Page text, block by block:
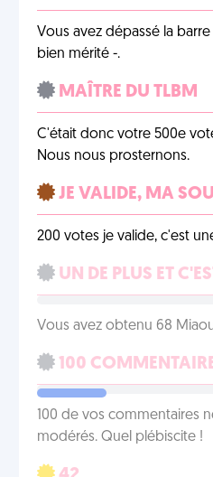
Vous avez dépassé la
bien mérité -.
MAÎTRE DU TLBM
C'était donc votre 500e
Nous nous prosternons.
JE VALIDE, MA
200 votes je valide, c'est
UN DE PLUS ET
Vous avez obtenu 68
100
100 de vos commentaires
modérés. Quel plébiscite !